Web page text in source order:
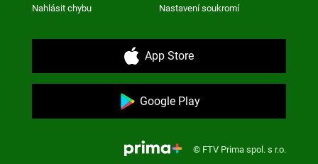
Nahlásit chybu Nastavení soukromí
App Store
Google Play
© FTV Prima spol. s r.o.